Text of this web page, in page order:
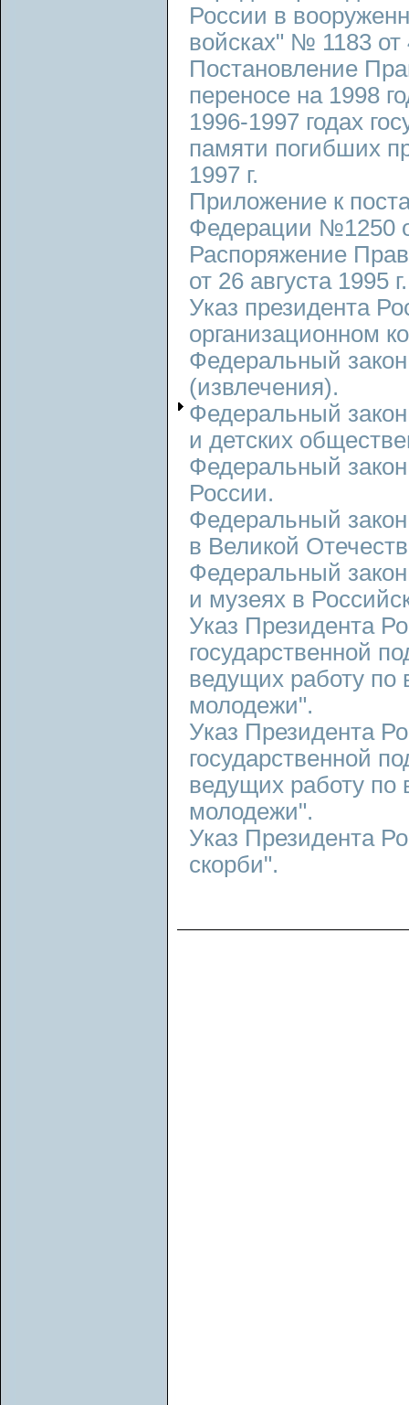
России в
войсках" № 1183 от
Постановление
переносе на 1998
1996-1997 годах
памяти погибших
1997 г.
Приложение к
Федерации №1250
Распоряжение
от 26 августа 1995 г.
Указ президента
организационном
Федеральный
(извлечения).
Федеральный
и детских
Федеральный
России.
Федеральный
в Великой
Федеральный
и музеях в
Указ Президента
государственной
ведущих работу по
молодежи".
Указ Президента
государственной
ведущих работу по
молодежи".
Указ Президента
скорби".